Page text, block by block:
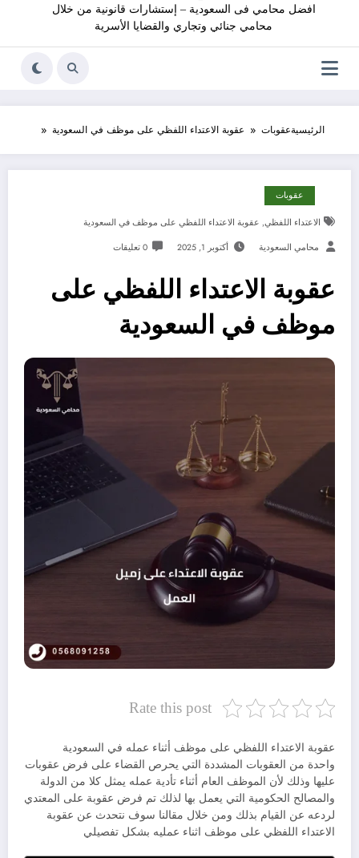
افضل محامي فى السعودية – إستشارات قانونية من خلال
محامي جنائي وتجاري والقضايا الأسرية
الرئيسيةعقوبات عقوبة الاعتداء اللفظي على موظف في السعودية
عقوبات
الاعتداء اللفظي, عقوبة الاعتداء اللفظي على موظف في السعودية
محامي السعودية أكتوبر 1, 2025 0 تعليقات
عقوبة الاعتداء اللفظي على
موظف في السعودية
Rate this post
عقوبة الاعتداء اللفظي على موظف أثناء عمله في السعودية
واحدة من العقوبات المشددة التي يحرص القضاء على فرض عقوبات
عليها وذلك لأن الموظف العام أثناء تأدية عمله يمثل كلا من الدولة
والمصالح الحكومية التي يعمل بها لذلك تم فرض عقوبة على المعتدي
لردعه عن القيام بذلك ومن خلال مقالنا سوف نتحدث عن عقوبة
الاعتداء اللفظي على موظف اثناء عمليه بشكل تفصيلي